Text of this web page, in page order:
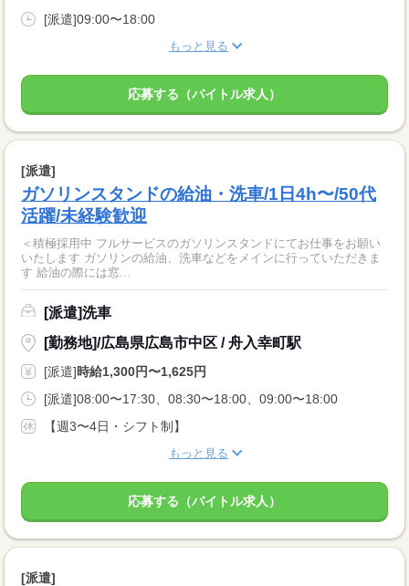
[派遣]09:00〜18:00
もっと見る
応募する（バイトル求人）
[派遣]
ガソリンスタンドの給油・洗車/1日4h〜/50代
活躍/未経験歓迎
＜積極採用中 フルサービスのガソリンスタンドにてお仕事をお願い
いたします ガソリンの給油、洗車などをメインに行っていただきま
す 給油の際には窓...
[派遣]洗車
[勤務地]/広島県広島市中区 / 舟入幸町駅
[派遣]時給1,300円〜1,625円
[派遣]08:00〜17:30、08:30〜18:00、09:00〜18:00
【週3〜4日・シフト制】
もっと見る
応募する（バイトル求人）
[派遣]